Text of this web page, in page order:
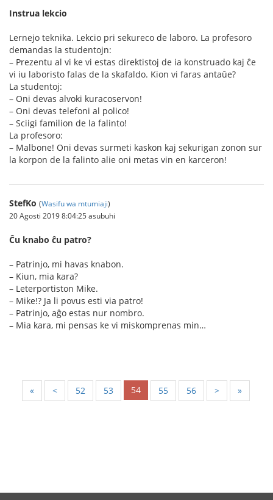
Instrua lekcio
Lernejo teknika. Lekcio pri sekureco de laboro. La profesoro
demandas la studentojn:
– Prezentu al vi ke vi estas direktistoj de ia konstruado kaj ĉe
vi iu laboristo falas de la skafaldo. Kion vi faras antaŭe?
La studentoj:
– Oni devas alvoki kuracoservon!
– Oni devas telefoni al polico!
– Sciigi familion de la falinto!
La profesoro:
– Malbone! Oni devas surmeti kaskon kaj sekurigan zonon sur
la korpon de la falinto alie oni metas vin en karceron!
StefKo (Wasifu wa mtumiaji)
20 Agosti 2019 8:04:25 asubuhi
Ĉu knabo ĉu patro?
– Patrinjo, mi havas knabon.
– Kiun, mia kara?
– Leterportiston Mike.
– Mike!? Ja li povus esti via patro!
– Patrinjo, aĝo estas nur nombro.
– Mia kara, mi pensas ke vi miskomprenas min…
« < 52 53 54 55 56 > »